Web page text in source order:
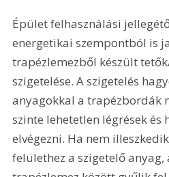
Épület felhasználási
energetikai szempontból is
trapézlemezből készült
szigetelése. A szigetelés
anyagokkal a trapézbordák
szinte lehetetlen légrések és
elvégezni. Ha nem
felülethez a szigetelő anyag,